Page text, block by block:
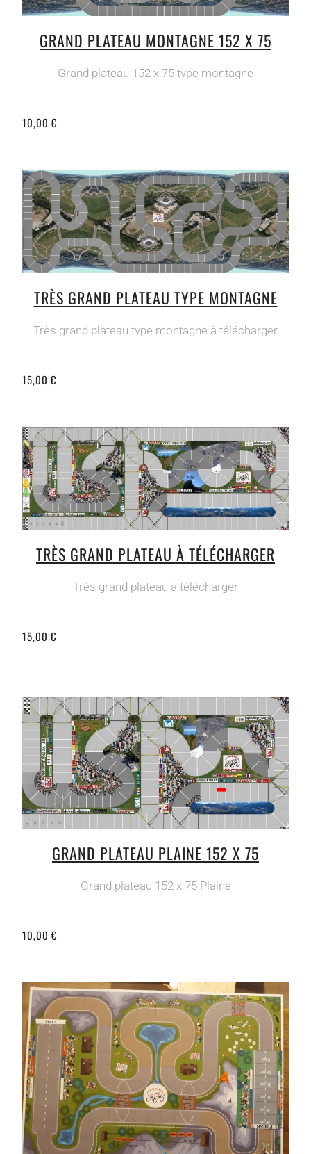
GRAND PLATEAU MONTAGNE 152 X 75
Grand plateau 152 x 75 type montagne
10,00 €
TRÈS GRAND PLATEAU TYPE MONTAGNE
Très grand plateau type montagne à télécharger
15,00 €
TRÈS GRAND PLATEAU À TÉLÉCHARGER
Très grand plateau à télécharger
15,00 €
GRAND PLATEAU PLAINE 152 X 75
Grand plateau 152 x 75 Plaine
10,00 €